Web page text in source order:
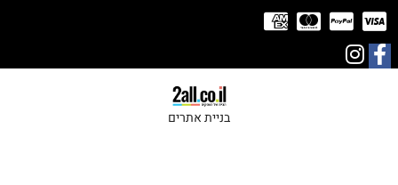
בניית אתרים